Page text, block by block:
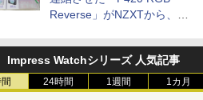
Reverse」がNZXTから、単
Impress Watchシリーズ 人気記事
24時間 1週間 1カ月